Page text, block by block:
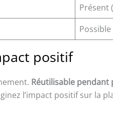
Présent
Possible
positif
Réutilisable pendant
l’impact positif sur la